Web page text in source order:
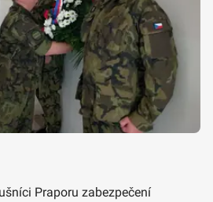
Praporu zabezpečení